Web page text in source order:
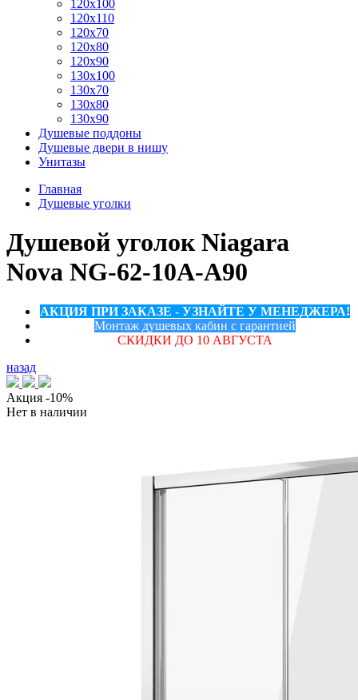
120x100
120x110
120x70
120x80
120x90
130x100
130x70
130x80
130x90
Душевые поддоны
Душевые двери в нишу
Унитазы
Главная
Душевые уголки
Душевой уголок Niagara
Nova NG-62-10A-A90
АКЦИЯ ПРИ ЗАКАЗЕ - УЗНАЙТЕ У МЕНЕДЖЕРА!
Монтаж душевых кабин с гарантией
СКИДКИ ДО 10 АВГУСТА
назад
Акция -10%
Нет в наличии